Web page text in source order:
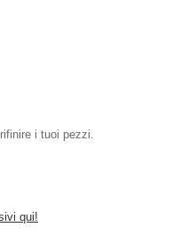
i tuoi pezzi.
qui!